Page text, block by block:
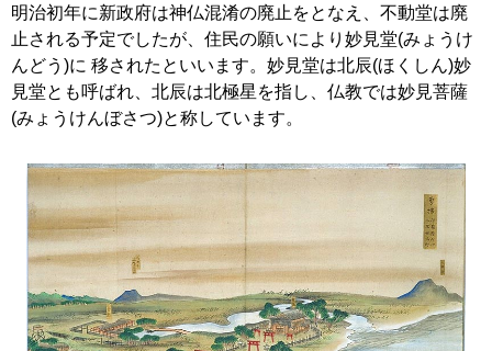
明治初年に新政府は神仏混淆の廃止をとなえ、不動堂は廃
止される予定でしたが、住民の願いにより妙見堂(みょうけ
んどう)に 移されたといいます。妙見堂は北辰(ほくしん)妙
見堂とも呼ばれ、北辰は北極星を指し、仏教では妙見菩薩
(みょうけんぼさつ)と称しています。